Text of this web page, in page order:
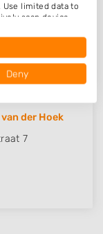
39
der Hoek
7
limited data to
scan device
and send to the
this website/app.
Deny